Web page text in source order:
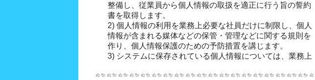
整備し、従業員から個人情報の取扱を適正に行う旨の誓約
書を取得します。
2) 個人情報の利用を業務上必要な社員だけに制限し、個人
情報が含まれる媒体などの保管・管理などに関する規則を
作り、個人情報保護のための予防措置を講じます。
3) システムに保存されている個人情報については、業務上